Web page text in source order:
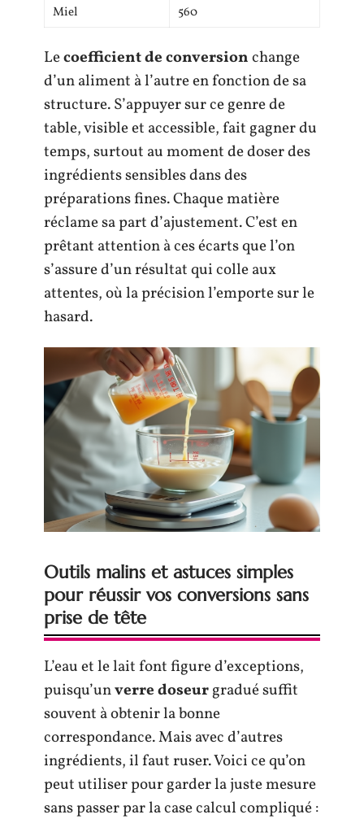
Miel
560
Lecoefficient de conversionchange
d’un aliment à l’autre en fonction de sa
structure. S’appuyer sur ce genre de
table, visible et accessible, fait gagner du
temps, surtout au moment de doser des
ingrédients sensibles dans des
préparations fines. Chaque matière
réclame sa part d’ajustement. C’est en
prêtant attention à ces écarts que l’on
s’assure d’un résultat qui colle aux
attentes, où la précision l’emporte sur le
hasard.
Outils malins et astuces simples
pour réussir vos conversions sans
prise de tête
L’eau et le lait font figure d’exceptions,
puisqu’unverre doseurgradué suffit
souvent à obtenir la bonne
correspondance. Mais avec d’autres
ingrédients, il faut ruser. Voici ce qu’on
peut utiliser pour garder la juste mesure
sans passer par la case calcul compliqué :